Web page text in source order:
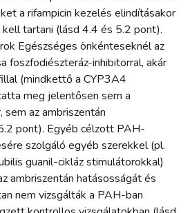
a rifampicin kezelés elindításakor
tartani (lásd 4.4 és 5.2 pont).
Egészséges önkénteseknél az
foszfodiészteráz-inhibitorral, akár
(mindkettő a CYP3A4
meg jelentősen sem a
az ambriszentán
pont). Egyéb célzott PAH-
szolgáló egyéb szerekkel (pl.
guanil-cikláz stimulátorokkal)
ambriszentán hatásosságát és
nem vizsgálták a PAH-ban